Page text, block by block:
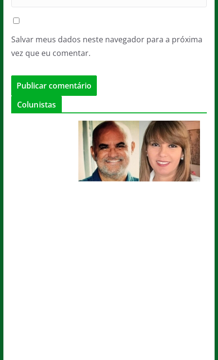
Salvar meus dados neste navegador para a próxima
vez que eu comentar.
Colunistas